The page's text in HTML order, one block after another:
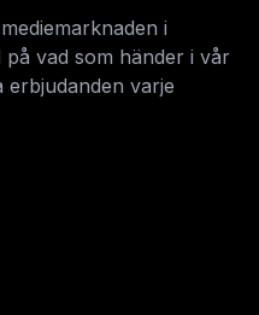
i
på vad som händer i vår
erbjudanden varje